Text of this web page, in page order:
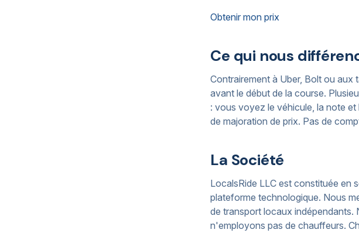
Obtenir mon prix
Ce qui nous
Contrairement à Uber, Bolt ou aux
avant le début de la course.
: vous voyez le véhicule, la note
de majoration de prix. Pas de
La Société
LocalsRide LLC est constituée en
plateforme technologique. Nous
de transport locaux indépendants.
n'employons pas de chauffeurs.